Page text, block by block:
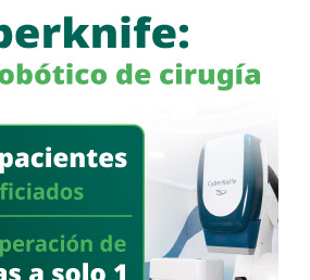
nacido en el Hospital General,
acudan a realizar el trámite.
a la población a aprovechar este
ofrece orientación durante
que las familias obtengan el acta de
ágil y sin contratiempos.
proyecta entregar 500 escrituras
el patrimonio de familias